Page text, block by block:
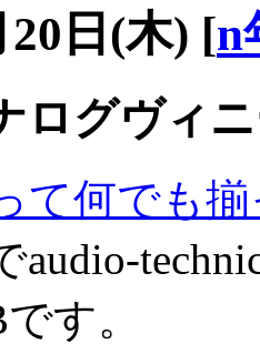
20日(木) [n
ログヴィ
て何でも
audio-
す。